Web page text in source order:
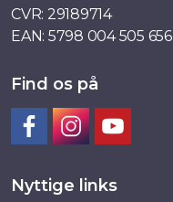
CVR: 29189714
EAN: 5798 004 505 656
Find os på
Nyttige links